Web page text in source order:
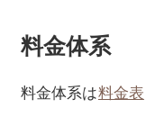
料金体系
料金体系は料金表